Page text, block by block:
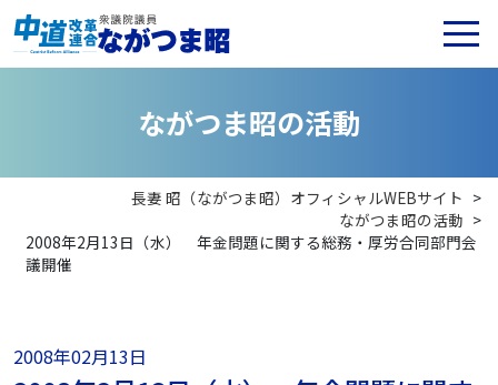
ながつま昭の活動
長妻 昭（ながつま昭）オフィシャルWEBサイト >
ながつま昭の活動 >
2008年2月13日（水） 年金問題に関する総務・厚労合同部門会
議開催
2008年02月13日